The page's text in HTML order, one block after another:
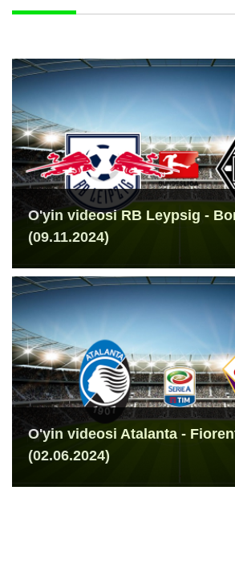
O'yin videosi RB Leypsig -
(09.11.2024)
O'yin videosi Atalanta -
(02.06.2024)